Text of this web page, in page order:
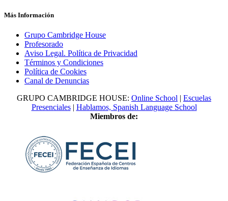
Más Información
Grupo Cambridge House
Profesorado
Aviso Legal. Política de Privacidad
Términos y Condiciones
Política de Cookies
Canal de Denuncias
GRUPO CAMBRIDGE HOUSE: Online School | Escuelas
Presenciales| Hablamos, Spanish Language School
Miembros de: